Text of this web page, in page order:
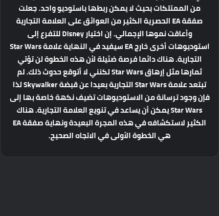
من الممتلكات بحيث لا يمكن ربطها باستوديو واحد. جعلت
صفقة EA الحصرية الكثير من العوائق على العلامة التجارية
وأعاقت نموها الإجمالي. إن اختيار Disney للتفرع إلى
استوديوهات أخرى خارج EA سيفيد في النهاية علامة Star Wars
التجارية. هناك دائما فرصة ضئيلة لأن هذه الخطوة لن تؤتي
ثمارها مثل إرهاق Star Wars لكنني لا أتوقع حدوث ذلك. لم
تبتعد علامة Star Wars التجارية بعيدا عن قبضة Skywalker لذا
فإن وجود ترسانة من الاستوديوهات تضيف نكهة خاصة بها إلى
Star Wars يمكن أن يساعد في تنويع العلامة التجارية. هناك
الكثير لاستكشافه في هذه المجرة البعيدة ونهاية صفقة EA
هي الخطوة الأولى في الاتجاه الصحيح.